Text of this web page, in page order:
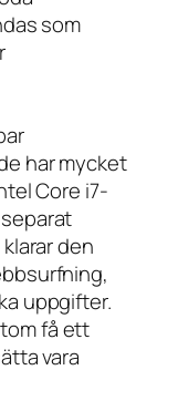
som
har mycket
Core i7-
den
uppgifter.
få ett
vara